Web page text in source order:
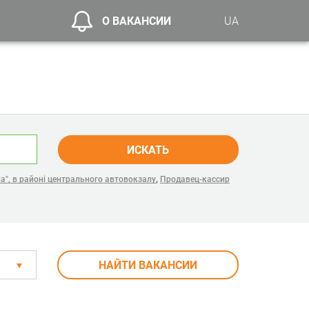
О ВАКАНСИИ UA
ИСКАТЬ
в районі центрального автовокзалу, Продавец-кассир
НАЙТИ ВАКАНСИИ